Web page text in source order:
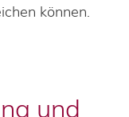
können.
und